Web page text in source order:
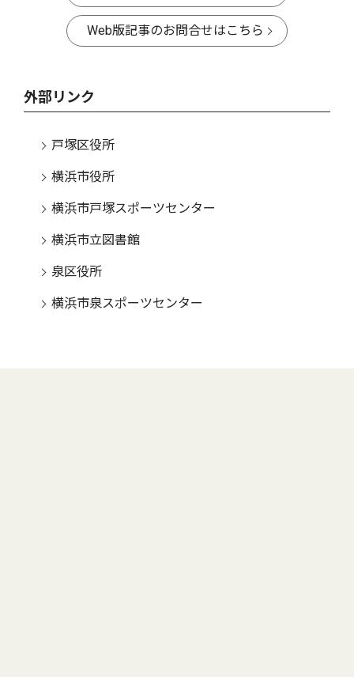
Web版記事のお問合せはこちら
外部リンク
戸塚区役所
横浜市役所
横浜市戸塚スポーツセンター
横浜市立図書館
泉区役所
横浜市泉スポーツセンター